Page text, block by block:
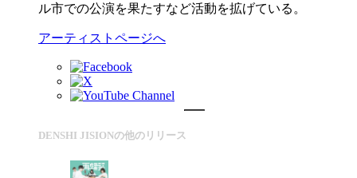
ル市での公演を果たすなど活動を拡げている。
アーティストページへ
DENSHI JISIONの他のリリース